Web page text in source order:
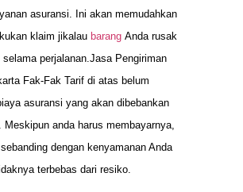
asuransi. Ini akan memudahkan
klaim jikalau barang Anda rusak
selama perjalanan.Jasa Pengiriman
Fak-Fak Tarif di atas belum
asuransi yang akan dibebankan
Meskipun anda harus membayarnya,
dengan kenyamanan Anda
terbebas dari resiko.